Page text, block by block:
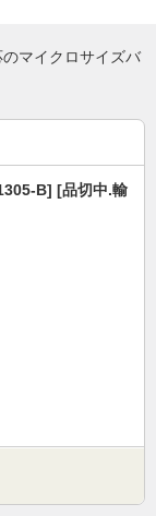
マイクロサイズバ
B] [品切中.輸